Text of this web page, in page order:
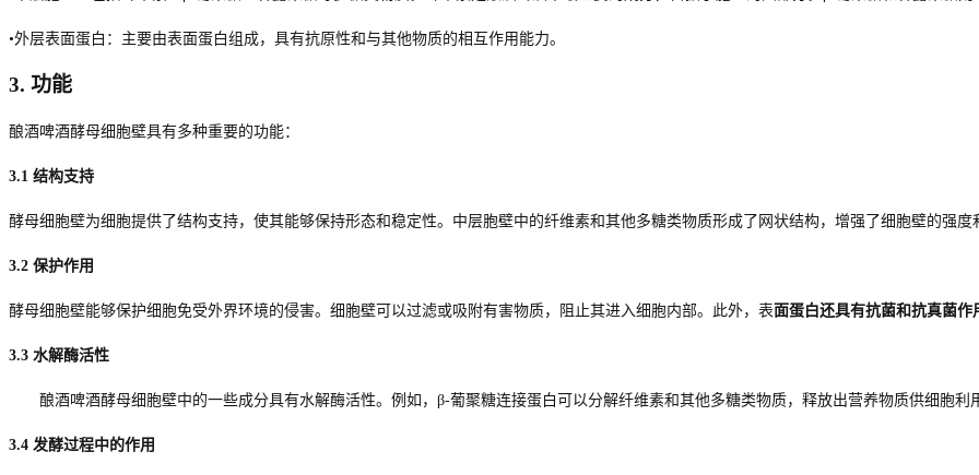
•外层表面蛋白：主要由表面蛋白组成，具有抗原性和与其他物质的相互作用能力。
3. 功能
酿酒啤酒酵母细胞壁具有多种重要的功能：
3.1 结构支持
酵母细胞壁为细胞提供了结构支持，使其能够保持形态和稳定性。中层胞壁中的纤维素和其他多糖类物质形成了网状结构，增强了细胞壁的强度
3.2 保护作用
酵母细胞壁能够保护细胞免受外界环境的侵害。细胞壁可以过滤或吸附有害物质，阻止其进入细胞内部。此外，表面蛋白还具有抗菌和抗真菌作
3.3 水解酶活性
酿酒啤酒酵母细胞壁中的一些成分具有水解酶活性。例如， β-葡聚糖连接蛋白可以分解纤维素和其他多糖类物质，释放出营养物质供细胞利
3.4 发酵过程中的作用